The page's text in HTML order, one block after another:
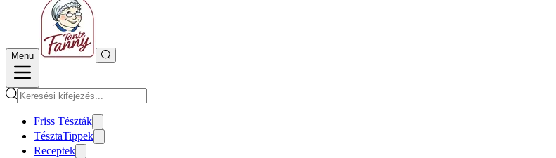
Menu
Friss Tészták
TésztaTippek
Receptek